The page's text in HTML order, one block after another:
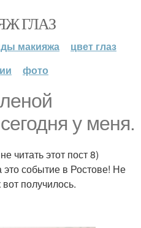
ГЛАЗ
макияжа
цвет глаз
фото
у меня.
читать этот пост 8)
событие в Ростове! Не
получилось.